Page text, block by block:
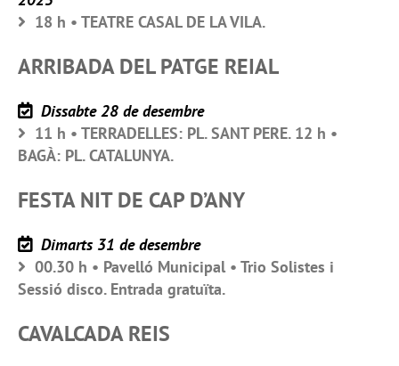
18 h • TEATRE CASAL DE LA VILA.
ARRIBADA DEL PATGE REIAL
Dissabte 28 de desembre
11 h • TERRADELLES: PL. SANT PERE. 12 h •
BAGÀ: PL. CATALUNYA.
FESTA NIT DE CAP D’ANY
Dimarts 31 de desembre
00.30 h • Pavelló Municipal • Trio Solistes i
Sessió disco. Entrada gratuïta.
CAVALCADA REIS